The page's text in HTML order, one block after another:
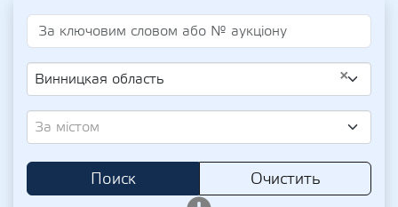
×
Винницкая область
За містом
Поиск Очистить